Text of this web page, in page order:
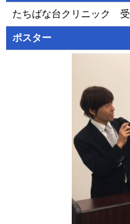
たちばな台クリニック
ポスター